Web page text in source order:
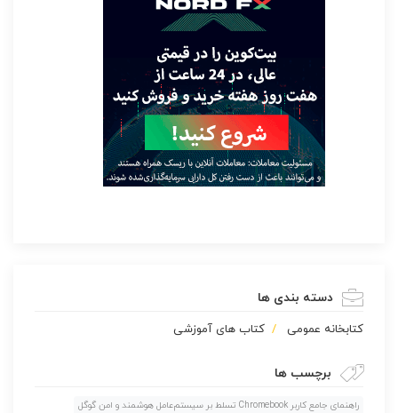
دسته بندی ها
كتابخانه عمومی کتاب های آموزشی
برچسب ها
راهنمای جامع کاربر Chromebook تسلط بر سیستم‌عامل هوشمند و امن گوگل